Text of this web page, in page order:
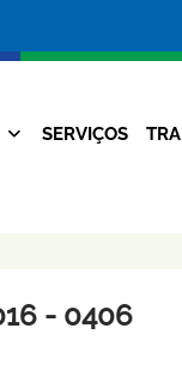
SERVIÇOS
- 0406